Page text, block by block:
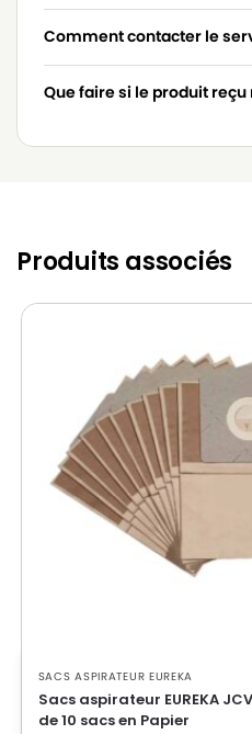
Comment contacter le
Que faire si le produit
Produits associés
SACS ASPIRATEUR EUREKA
Sacs aspirateur EUREKA
de 10 sacs en Papier